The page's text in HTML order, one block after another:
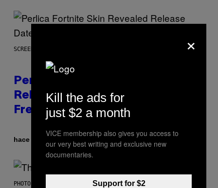
SCREENSHOT: EPIC GAMES
Perlica Fortnite Skin Revealed –
Release Date and How to Get It
Free
hace 7 minutos Brent Koepp
PHOTO BY BOB BERG/GETTY IMAGES
×
Kill the ads for
just $2 a month
VICE membership also gives you access to
our very best writing and exclusive new
documentaries.
Support for $2